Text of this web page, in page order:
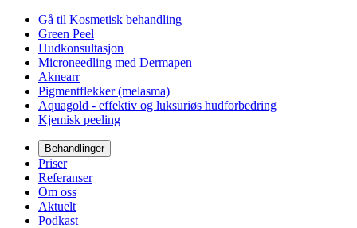
Gå til Kosmetisk behandling
Green Peel
Hudkonsultasjon
Microneedling med Dermapen
Aknearr
Pigmentflekker (melasma)
Aquagold - effektiv og luksuriøs hudforbedring
Kjemisk peeling
Behandlinger
Priser
Referanser
Om oss
Aktuelt
Podkast